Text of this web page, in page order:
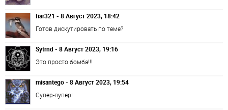
fiar321 - 8 Август 2023, 18:42
Готов дискутировать по теме?
Sytrnd - 8 Август 2023, 19:16
Это просто бомба!!!
misantego - 8 Август 2023, 19:54
Супер-пупер!